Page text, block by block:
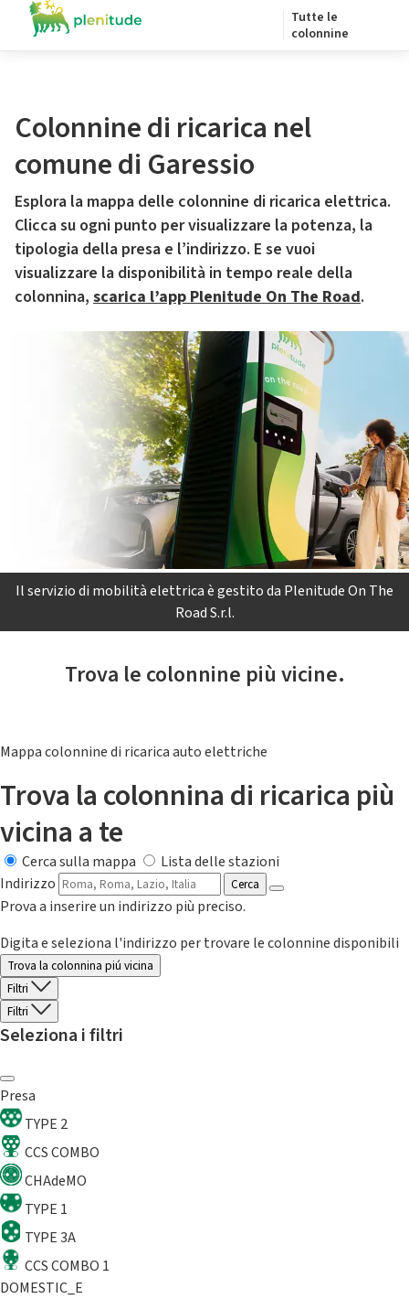
Tutte le
colonnine
Colonnine di ricarica nel
comune di Garessio
Esplora la mappa delle colonnine di ricarica elettrica.
Clicca su ogni punto per visualizzare la potenza, la
tipologia della presa e l’indirizzo. E se vuoi
visualizzare la disponibilità in tempo reale della
colonnina, scarica l’app Plenitude On The Road.
Il servizio di mobilità elettrica è gestito da Plenitude On The
Road S.r.l.
Trova le colonnine più vicine.
Mappa colonnine di ricarica auto elettriche
Trova la colonnina di ricarica più
vicina a te
Cerca sulla mappa
Lista delle stazioni
Indirizzo
Cerca
Prova a inserire un indirizzo più preciso.
Digita e seleziona l'indirizzo per trovare le colonnine disponibili
Trova la colonnina piú vicina
Filtri
Filtri
Seleziona i filtri
Presa
TYPE 2
CCS COMBO
CHAdeMO
TYPE 1
TYPE 3A
CCS COMBO 1
DOMESTIC_E